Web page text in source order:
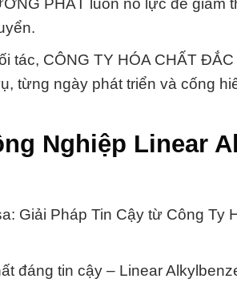
PHÁT luôn nỗ lực để giảm
tác, CÔNG TY HÓA CHẤT
từng ngày phát triển và cống
Nghiệp Linear
Giải Pháp Tin Cậy từ Công Ty
đáng tin cậy – Linear